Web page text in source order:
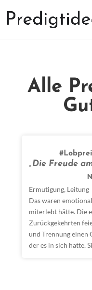
Alle
„Die Freude
Ermutigung, Leitung
Das waren
miterlebt hätte. Die
Zurückgekehrten
und Trennung einen
der es in sich hatte.